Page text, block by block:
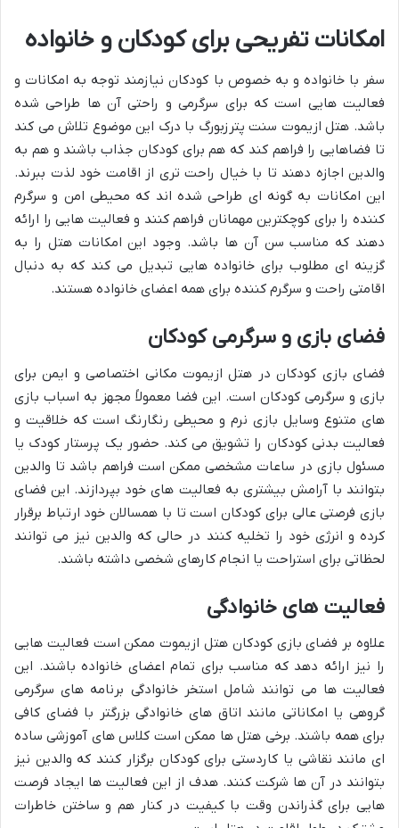
امکانات تفریحی برای کودکان و خانواده
سفر با خانواده و به خصوص با کودکان نیازمند توجه به امکانات و
فعالیت هایی است که برای سرگرمی و راحتی آن ها طراحی شده
باشد. هتل ازیموت سنت پترزبورگ با درک این موضوع تلاش می کند
تا فضاهایی را فراهم کند که هم برای کودکان جذاب باشند و هم به
والدین اجازه دهند تا با خیال راحت تری از اقامت خود لذت ببرند.
این امکانات به گونه ای طراحی شده اند که محیطی امن و سرگرم
کننده را برای کوچکترین مهمانان فراهم کنند و فعالیت هایی را ارائه
دهند که مناسب سن آن ها باشد. وجود این امکانات هتل را به
گزینه ای مطلوب برای خانواده هایی تبدیل می کند که به دنبال
اقامتی راحت و سرگرم کننده برای همه اعضای خانواده هستند.
فضای بازی و سرگرمی کودکان
فضای بازی کودکان در هتل ازیموت مکانی اختصاصی و ایمن برای
بازی و سرگرمی کودکان است. این فضا معمولاً مجهز به اسباب بازی
های متنوع وسایل بازی نرم و محیطی رنگارنگ است که خلاقیت و
فعالیت بدنی کودکان را تشویق می کند. حضور یک پرستار کودک یا
مسئول بازی در ساعات مشخصی ممکن است فراهم باشد تا والدین
بتوانند با آرامش بیشتری به فعالیت های خود بپردازند. این فضای
بازی فرصتی عالی برای کودکان است تا با همسالان خود ارتباط برقرار
کرده و انرژی خود را تخلیه کنند در حالی که والدین نیز می توانند
لحظاتی برای استراحت یا انجام کارهای شخصی داشته باشند.
فعالیت های خانوادگی
علاوه بر فضای بازی کودکان هتل ازیموت ممکن است فعالیت هایی
را نیز ارائه دهد که مناسب برای تمام اعضای خانواده باشند. این
فعالیت ها می توانند شامل استخر خانوادگی برنامه های سرگرمی
گروهی یا امکاناتی مانند اتاق های خانوادگی بزرگتر با فضای کافی
برای همه باشند. برخی هتل ها ممکن است کلاس های آموزشی ساده
ای مانند نقاشی یا کاردستی برای کودکان برگزار کنند که والدین نیز
بتوانند در آن ها شرکت کنند. هدف از این فعالیت ها ایجاد فرصت
هایی برای گذراندن وقت با کیفیت در کنار هم و ساختن خاطرات